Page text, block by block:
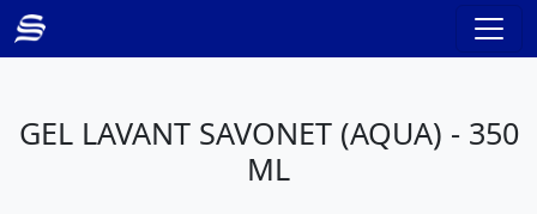
GEL LAVANT SAVONET (AQUA) - 350
ML